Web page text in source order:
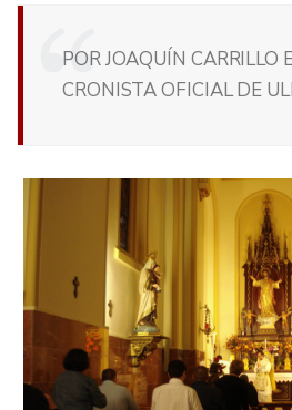
POR JOAQUÍN CARRILLO
CRONISTA OFICIAL DE